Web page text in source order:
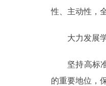
性、主动性，
大力发展学
坚持高标准
的重要地位，